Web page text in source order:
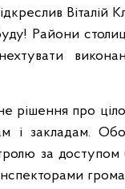
Віталій
Райони
рішення про
і закладам.
за доступом